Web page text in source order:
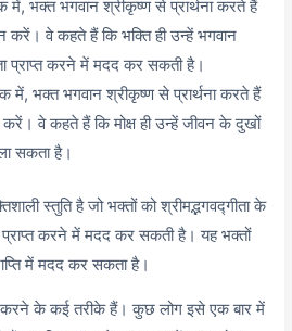
में, भक्त भगवान श्रीकृष्ण से प्रार्थना करते हैं
करें। वे कहते हैं कि भक्ति ही उन्हें भगवान
प्राप्त करने में मदद कर सकती है।
में, भक्त भगवान श्रीकृष्ण से प्रार्थना करते हैं
करें। वे कहते हैं कि मोक्ष ही उन्हें जीवन के दुखों
सकता है।
स्तुति है जो भक्तों को श्रीमद्भगवद्गीता के
प्राप्त करने में मदद कर सकती है। यह भक्तों
में मदद कर सकता है।
करने के कई तरीके हैं। कुछ लोग इसे एक बार में